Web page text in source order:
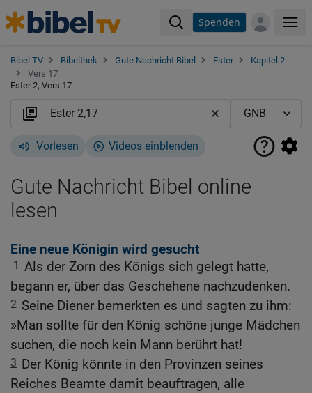
Spenden
Bibel TV Bibelthek Gute Nachricht Bibel Ester
Kapitel 2
Vers 17
Ester 2, Vers 17
Vorlesen Videos einblenden
Gute Nachricht Bibel online
lesen
Eine neue Königin wird gesucht
1 Als der Zorn des Königs sich gelegt hatte,
begann er, über das Geschehene nachzudenken.
2 Seine Diener bemerkten es und sagten zu ihm:
»Man sollte für den König schöne junge Mädchen
suchen, die noch kein Mann berührt hat!
3 Der König könnte in den Provinzen seines
Reiches Beamte damit beauftragen, alle